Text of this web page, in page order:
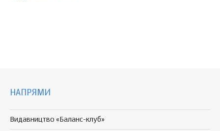
НАПРЯМИ
Видавництво «Баланс-клуб»